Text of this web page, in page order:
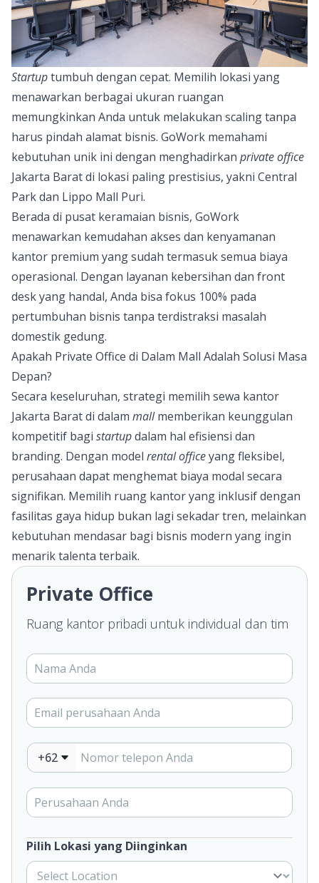
Startuptumbuh dengan cepat. Memilih lokasi yang
menawarkan berbagai ukuran ruangan
memungkinkan Anda untuk melakukan scaling tanpa
harus pindah alamat bisnis. GoWork memahami
kebutuhan unik ini dengan menghadirkan private office
Jakarta Barat di lokasi paling prestisius, yakni Central
Park dan Lippo Mall Puri.
Berada di pusat keramaian bisnis, GoWork
menawarkan kemudahan akses dan kenyamanan
kantor premium yang sudah termasuk semua biaya
operasional. Dengan layanan kebersihan dan front
desk yang handal, Anda bisa fokus 100% pada
pertumbuhan bisnis tanpa terdistraksi masalah
domestik gedung.
Apakah Private Office di Dalam Mall Adalah Solusi Masa
Depan?
Secara keseluruhan, strategi memilih sewa kantor
Jakarta Barat di dalam mallmemberikan keunggulan
kompetitif bagi startupdalam hal efisiensi dan
branding. Dengan model rental officeyang fleksibel,
perusahaan dapat menghemat biaya modal secara
signifikan. Memilih ruang kantor yang inklusif dengan
fasilitas gaya hidup bukan lagi sekadar tren, melainkan
kebutuhan mendasar bagi bisnis modern yang ingin
menarik talenta terbaik.
Private Office
Ruang kantor pribadi untuk individual dan tim
+62
Pilih Lokasi yang Diinginkan